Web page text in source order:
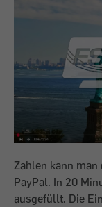
Zahlen kann
PayPal. In 20
ausgefüllt. Die